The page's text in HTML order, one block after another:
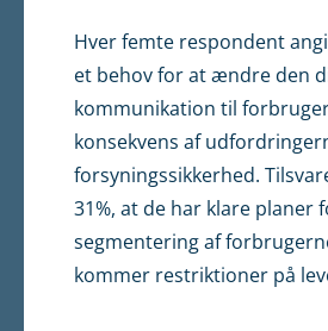
Hver femte respondent
et behov for at ændre den
kommunikation til
konsekvens af
forsyningssikkerhed.
31%, at de har klare planer
segmentering af
kommer restriktioner på